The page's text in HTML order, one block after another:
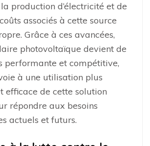
production d’électricité et de
associés à cette source
Grâce à ces avancées,
photovoltaïque devient de
performante et compétitive,
à une utilisation plus
efficace de cette solution
répondre aux besoins
actuels et futurs.